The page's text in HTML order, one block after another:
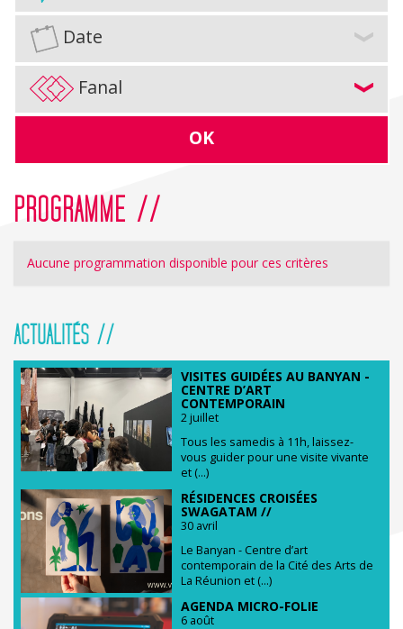
Date
Fanal
OK
PROGRAMME //
Aucune programmation disponible pour ces critères
ACTUALITÉS //
VISITES GUIDÉES AU BANYAN -
CENTRE D’ART
CONTEMPORAIN
2 juillet
Tous les samedis à 11h, laissez-
vous guider pour une visite vivante
et (...)
RÉSIDENCES CROISÉES
SWAGATAM //
30 avril
Le Banyan - Centre d’art
contemporain de la Cité des Arts de
La Réunion et (...)
AGENDA MICRO-FOLIE
6 août